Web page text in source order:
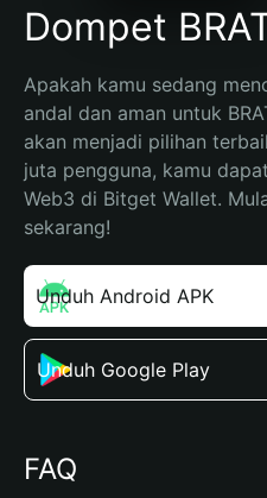
Dompet
Apakah kamu sedang
andal dan aman untuk
akan menjadi pilihan
juta pengguna, kamu
Web3 di Bitget Wallet.
sekarang!
Unduh Android APK
Unduh Google Play
FAQ